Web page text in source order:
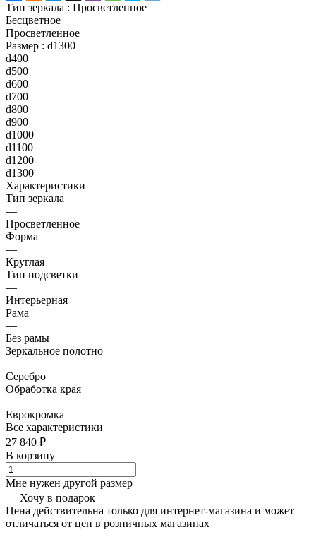
Тип зеркала : Просветленное
Бесцветное
Просветленное
Размер : d1300
d400
d500
d600
d700
d800
d900
d1000
d1100
d1200
d1300
Характеристики
Тип зеркала
—
Просветленное
Форма
—
Круглая
Тип подсветки
—
Интерьерная
Рама
—
Без рамы
Зеркальное полотно
—
Серебро
Обработка края
—
Еврокромка
Все характеристики
27 840 ₽
В корзину
Мне нужен другой размер
Хочу в подарок
Цена действительна только для интернет-магазина и может
отличаться от цен в розничных магазинах